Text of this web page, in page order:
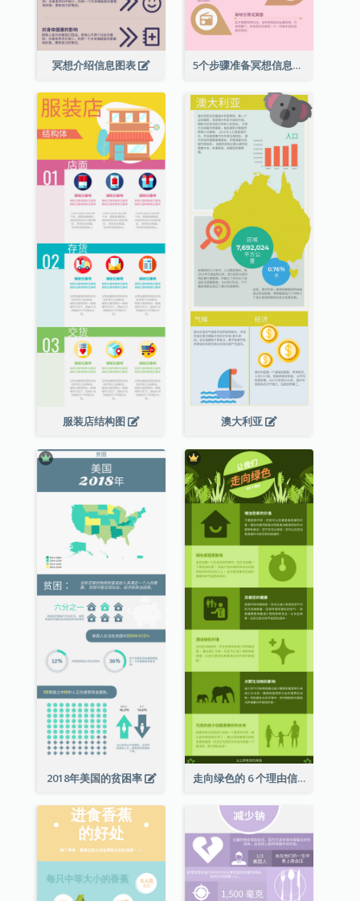
冥想介绍信息图表 5个步骤准备冥想信息图表
服装店结构图 澳大利亚
2018年美国的贫困率 走向绿色的 6 个理由信息图表